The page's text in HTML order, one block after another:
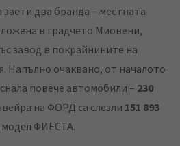
заети два бранда – местната
в градчето Миовени,
завод в покрайнините на
Напълно очаквано, от началото
повече автомобили – 230
на ФОРД са слезли 151 893
модел ФИЕСТА.